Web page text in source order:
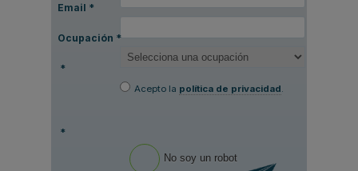
Email *
Ocupación *
*
Acepto la política de privacidad
*
No soy un robot